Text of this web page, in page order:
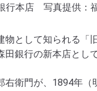
行本店 写真提供：
として知られる「
銀行の新本店とし
衛門が、1894年